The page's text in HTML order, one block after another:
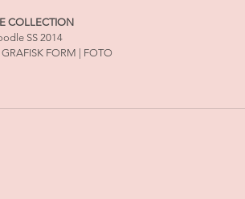
COLLECTION
SS 2014
GRAFISK FORM | FOTO